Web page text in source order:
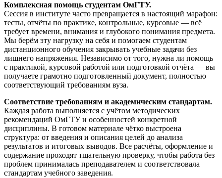
Комплексная помощь студентам ОмГТУ.
Сессия в институте часто превращается в настоящий марафон:
тесты, отчёты по практике, контрольные, курсовые — всё
требует времени, внимания и глубокого понимания предмета.
Мы берём эту нагрузку на себя и помогаем студентам
дистанционного обучения закрывать учебные задачи без
лишнего напряжения. Независимо от того, нужна ли помощь
с практикой, курсовой работой или подготовкой отчёта — вы
получаете грамотно подготовленный документ, полностью
соответствующий требованиям вуза.
Соответствие требованиям и академическим стандартам.
Каждая работа выполняется с учётом методических
рекомендаций ОмГТУ и особенностей конкретной
дисциплины. В готовом материале чётко выстроена
структура: от введения и описания целей до анализа
результатов и итоговых выводов. Все расчёты, оформление и
содержание проходят тщательную проверку, чтобы работа без
проблем принималась преподавателем и соответствовала
стандартам учебного заведения.